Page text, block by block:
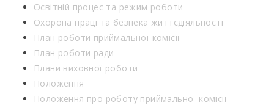
Освітній процес та режим роботи
Охорона праці та безпека життєдіяльності
План роботи приймальної комісії
План роботи ради
Плани виховної роботи
Положення
Положення про роботу приймальної комісії